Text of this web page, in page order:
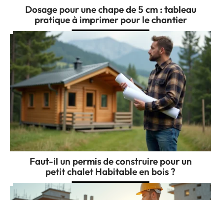
Dosage pour une chape de 5 cm : tableau
pratique à imprimer pour le chantier
Faut-il un permis de construire pour un
petit chalet Habitable en bois ?